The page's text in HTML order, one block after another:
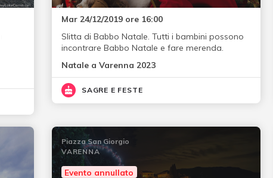
Mar 24/12/2019 ore 16:00
Slitta di Babbo Natale. Tutti i bambini possono
incontrare Babbo Natale e fare merenda.
Natale a Varenna 2023
SAGRE E FESTE
Piazza San Giorgio
VARENNA
Evento annullato